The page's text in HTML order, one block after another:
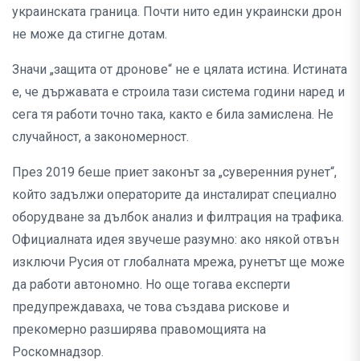
украинската граница. Почти нито един украински дрон
не може да стигне дотам.
Значи „защита от дронове“ не е цялата истина. Истината
е, че държавата е строила тази система години наред и
сега тя работи точно така, както е била замислена. Не
случайност, а закономерност.
През 2019 беше приет законът за „суверенния рунет“,
който задължи операторите да инсталират специално
оборудване за дълбок анализ и филтрация на трафика.
Официалната идея звучеше разумно: ако някой отвън
изключи Русия от глобалната мрежа, рунетът ще може
да работи автономно. Но още тогава експерти
предупреждаваха, че това създава рискове и
прекомерно разширява правомощията на
Роскомнадзор.